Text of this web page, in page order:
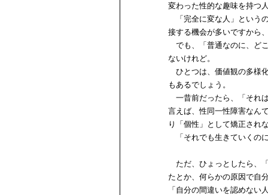
変わった性的な趣味を持つ
「完全に変な人」という
接する機会が多いですから
でも、「普通なのに、ど
ないけれど。
ひとつは、価値観の多様
もあるでしょう。
一昔前だったら、「それ
言えば、性同一性障害なん
り「個性」として矯正され
「それでも生きていくの
ただ、ひょっとしたら、
たとか、何らかの原因で自
「自分の間違いを認めない